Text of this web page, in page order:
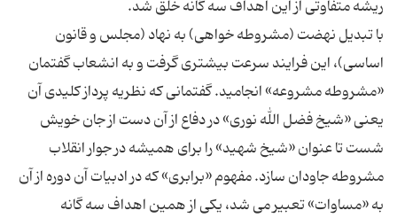
با تبدیل نهضت (مشروطه خواهی) به نهاد (مجلس و قانون
اساسی)، این فرایند سرعت بیشتری گرفت و به انشعاب گفتمان
«مشروطه مشروعه» انجامید. گفتمانی که نظریه پرداز کلیدی آن
یعنی «شیخ فضل الله نوری» در دفاع از آن دست از جان خویش
شست تا عنوان «شیخ شهید» را برای همیشه در جوار انقلاب
مشروطه جاودان سازد. مفهوم «برابری» که در ادبیات آن دوره از آن
به «مساوات» تعبیر می شد، یکی از همین اهداف سه گانه